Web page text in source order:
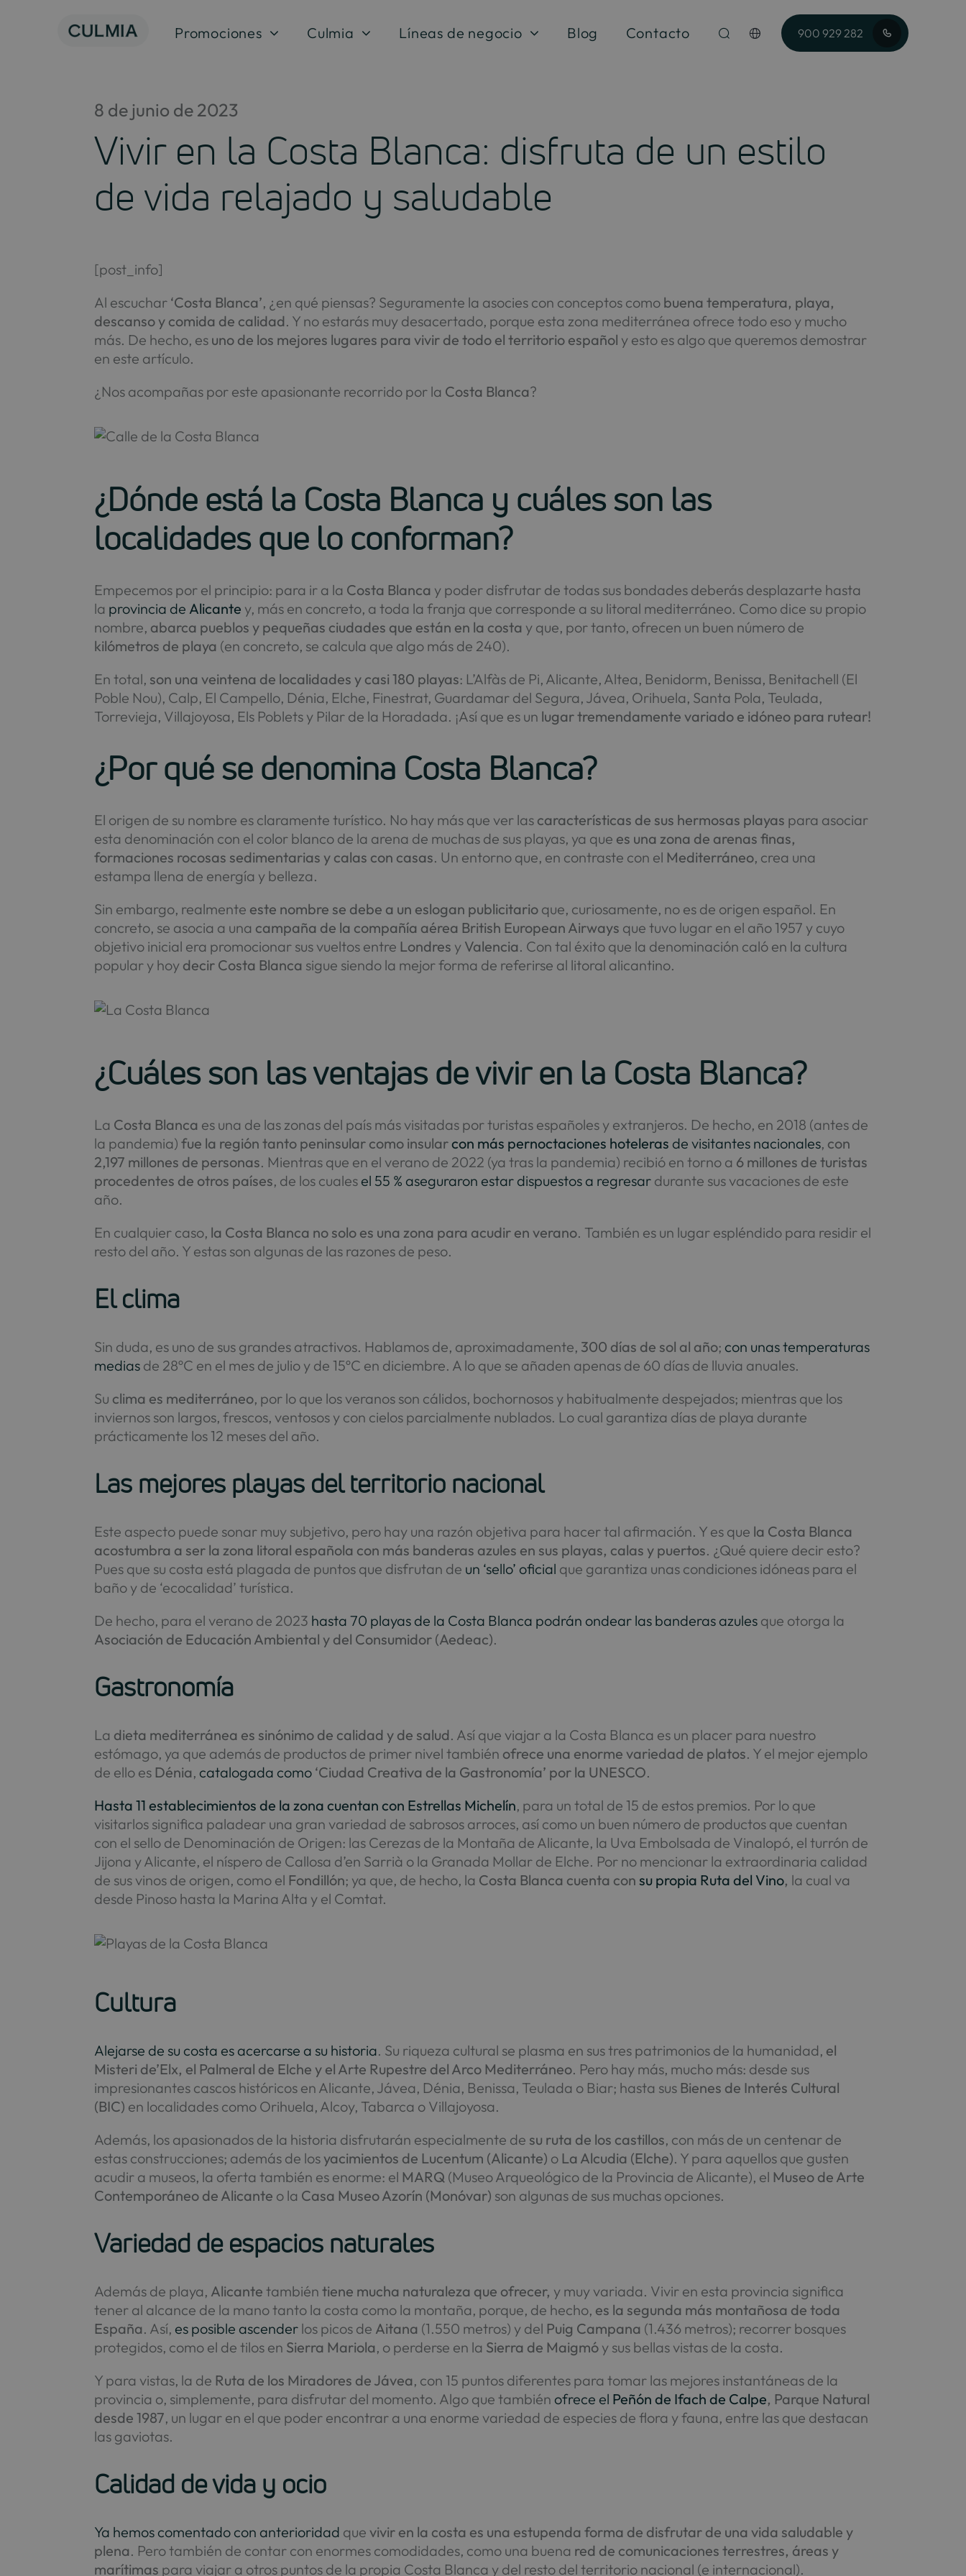
Promociones Culmia Líneas de negocio Blog Contacto 900 929 282
8 de junio de 2023
Vivir en la Costa Blanca: disfruta de un estilo
de vida relajado y saludable
[post_info]
Al escuchar ‘Costa Blanca’, ¿en qué piensas? Seguramente la asocies con conceptos como buena temperatura, playa,
descanso y comida de calidad. Y no estarás muy desacertado, porque esta zona mediterránea ofrece todo eso y mucho
más. De hecho, es uno de los mejores lugares para vivir de todo el territorio español y esto es algo que queremos demostrar
en este artículo.
¿Nos acompañas por este apasionante recorrido por la Costa Blanca?
¿Dónde está la Costa Blanca y cuáles son las
localidades que lo conforman?
Empecemos por el principio: para ir a la Costa Blanca y poder disfrutar de todas sus bondades deberás desplazarte hasta
la provincia deAlicante y, más en concreto, a toda la franja que corresponde a su litoral mediterráneo. Como dice su propio
nombre, abarca pueblos y pequeñas ciudades que están en la costa y que, por tanto, ofrecen un buen número de
kilómetros de playa (en concreto, se calcula que algo más de 240).
En total, son una veintena de localidades y casi 180 playas: L’Alfàs de Pi, Alicante, Altea, Benidorm, Benissa, Benitachell (El
Poble Nou), Calp, El Campello, Dénia, Elche, Finestrat, Guardamar del Segura, Jávea, Orihuela, Santa Pola, Teulada,
Torrevieja, Villajoyosa, Els Poblets y Pilar de la Horadada. ¡Así que es un lugar tremendamente variado e idóneo para rutear!
¿Por qué se denomina Costa Blanca?
El origen de su nombre es claramente turístico. No hay más que ver las características de sus hermosas playas para asociar
esta denominación con el color blanco de la arena de muchas de sus playas, ya que es una zona de arenas finas,
formaciones rocosas sedimentarias y calas con casas. Un entorno que, en contraste con el Mediterráneo, crea una
estampa llena de energía y belleza.
Sin embargo, realmente este nombre se debe a un eslogan publicitario que, curiosamente, no es de origen español. En
concreto, se asocia a una campaña de la compañía aérea British European Airways que tuvo lugar en el año 1957 y cuyo
objetivo inicial era promocionar sus vueltos entre Londres y Valencia. Con tal éxito que la denominación caló en la cultura
popular y hoy decir Costa Blanca sigue siendo la mejor forma de referirse al litoral alicantino.
¿Cuáles son las ventajas de vivir en la Costa Blanca?
La Costa Blanca es una de las zonas del país más visitadas por turistas españoles y extranjeros. De hecho, en 2018 (antes de
la pandemia)fue la región tanto peninsular como insularcon más pernoctaciones hoteleras de visitantes nacionales, con
2,197 millones de personas. Mientras que en el verano de 2022 (ya tras la pandemia) recibió en torno a 6 millones de turistas
procedentes de otros países, de los cuales el 55 % aseguraron estar dispuestos a regresar durante sus vacaciones de este
año.
En cualquier caso, la Costa Blanca no solo es una zona para acudir en verano. También es un lugar espléndido para residir el
resto del año. Y estas son algunas de las razones de peso.
El clima
Sin duda, es uno de sus grandes atractivos. Hablamos de, aproximadamente, 300 días de sol al año; con unas temperaturas
medias de 28ºC en el mes de julio y de 15ºC en diciembre. A lo que se añaden apenas de 60 días de lluvia anuales.
Su clima es mediterráneo, por lo que los veranos son cálidos, bochornosos y habitualmente despejados; mientras que los
inviernos son largos, frescos, ventosos y con cielos parcialmente nublados. Lo cual garantiza días de playa durante
prácticamente los 12 meses del año.
Las mejores playas del territorio nacional
Este aspecto puede sonar muy subjetivo, pero hay una razón objetiva para hacer tal afirmación. Y es que la Costa Blanca
acostumbra a ser la zona litoral española con más banderas azules en sus playas, calas y puertos. ¿Qué quiere decir esto?
Pues que su costa está plagada de puntos que disfrutan de un ‘sello’ oficial que garantiza unas condiciones idóneas para el
baño y de ‘ecocalidad’ turística.
De hecho, para el verano de 2023 hasta 70 playas de la Costa Blanca podrán ondear las banderas azules que otorga la
Asociación de Educación Ambiental y del Consumidor (Aedeac).
Gastronomía
La dieta mediterránea es sinónimo de calidad y de salud. Así que viajar a la Costa Blanca es un placer para nuestro
estómago, ya que además de productos de primer nivel también ofrece una enorme variedad de platos. Y el mejor ejemplo
de ello es Dénia, catalogada como ‘Ciudad Creativa de la Gastronomía’ por la UNESCO.
Hasta 11 establecimientos de la zona cuentan con Estrellas Michelín, para un total de 15 de estos premios. Por lo que
visitarlos significa paladear una gran variedad de sabrosos arroces, así como un buen número de productos que cuentan
con el sello de Denominación de Origen: las Cerezas de la Montaña de Alicante, la Uva Embolsada de Vinalopó, el turrón de
Jijona y Alicante, el níspero de Callosa d’en Sarrià o la Granada Mollar de Elche. Por no mencionar la extraordinaria calidad
de sus vinos de origen, como el Fondillón; ya que, de hecho, la Costa Blanca cuenta consu propia Ruta del Vino, la cual va
desde Pinoso hasta la Marina Alta y el Comtat.
Cultura
Alejarse de su costa es acercarse a su historia. Su riqueza cultural se plasma en sus tres patrimonios de la humanidad, el
Misteri de’Elx, el Palmeral de Elche y el Arte Rupestre del Arco Mediterráneo. Pero hay más, mucho más: desde sus
impresionantes cascos históricos en Alicante, Jávea, Dénia, Benissa, Teulada o Biar; hasta sus Bienes de Interés Cultural
(BIC) en localidades como Orihuela, Alcoy, Tabarca o Villajoyosa.
Además, los apasionados de la historia disfrutarán especialmente de su ruta de los castillos, con más de un centenar de
estas construcciones; además de los yacimientos de Lucentum (Alicante) o La Alcudia (Elche). Y para aquellos que gusten
acudir a museos, la oferta también es enorme: el MARQ (Museo Arqueológico de la Provincia de Alicante), el Museo de Arte
Contemporáneo de Alicante o la Casa Museo Azorín (Monóvar) son algunas de sus muchas opciones.
Variedad de espacios naturales
Además de playa, Alicante tambiéntiene mucha naturaleza que ofrecer, y muy variada. Vivir en esta provincia significa
tener al alcance de la mano tanto la costa como la montaña, porque, de hecho, es la segunda más montañosa de toda
España. Así, es posible ascender los picos de Aitana (1.550 metros) y del Puig Campana (1.436 metros); recorrer bosques
protegidos, como el de tilos en Sierra Mariola, o perderse en la Sierra de Maigmó y sus bellas vistas de la costa.
Y para vistas, la de Ruta de los Miradores de Jávea, con 15 puntos diferentes para tomar las mejores instantáneas de la
provincia o, simplemente, para disfrutar del momento. Algo que también ofrece el Peñón de Ifach de Calpe, Parque Natural
desde 1987, un lugar en el que poder encontrar a una enorme variedad de especies de flora y fauna, entre las que destacan
las gaviotas.
Calidad de vida y ocio
Ya hemos comentado con anterioridad quevivir en la costa es una estupenda forma de disfrutar de una vida saludable y
plena. Pero también de contar con enormes comodidades, como una buena red de comunicaciones terrestres, áreas y
marítimas para viajar a otros puntos de la propia Costa Blanca y del resto del territorio nacional (e internacional).